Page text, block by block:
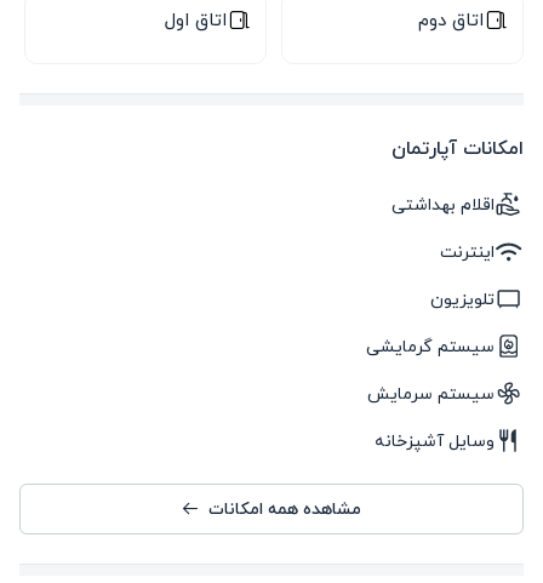
اتاق دوم
اتاق اول
امکانات آپارتمان
اقلام بهداشتی
اینترنت
تلویزیون
سیستم گرمایشی
سیستم سرمایش
وسایل آشپزخانه
مشاهده همه امکانات